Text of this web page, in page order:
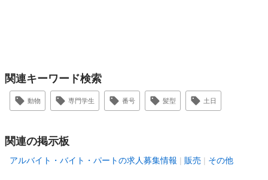
関連キーワード検索
動物 専門学生 番号 髪型 土日
関連の掲示板
アルバイト・バイト・パートの求人募集情報 販売 その他